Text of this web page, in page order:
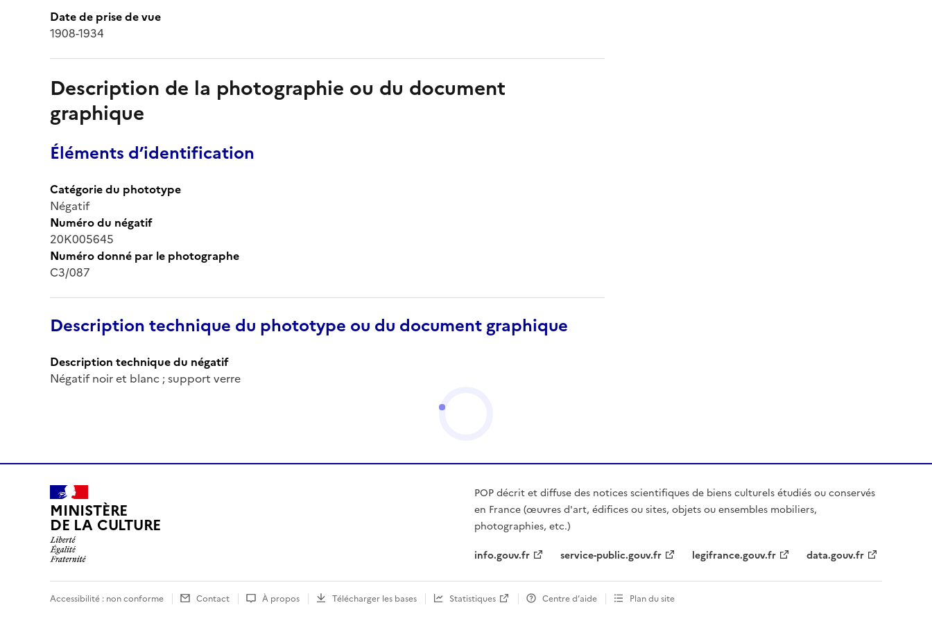
Date de prise de vue
1908-1934
Description de la photographie ou du document
graphique
Éléments d’identification
Catégorie du phototype
Négatif
Numéro du négatif
20K005645
Numéro donné par le photographe
C3/087
Description technique du phototype ou du document graphique
Description technique du négatif
Négatif noir et blanc ; support verre
MINISTÈRE
DE LA CULTURE
POP décrit et diffuse des notices scientifiques de biens culturels étudiés ou conservés
en France (œuvres d'art, édifices ou sites, objets ou ensembles mobiliers,
photographies, etc.)
info.gouv.fr
service-public.gouv.fr legifrance.gouv.fr data.gouv.fr
Accessibilité : non conforme Contact À propos Télécharger les bases Statistiques Centre d’aide Plan du site